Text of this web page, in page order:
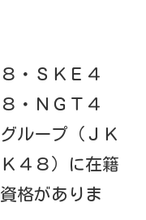
・ＳＫＥ４
・ＮＧＴ４
ループ（ＪＫ
４８）に在籍
格がありま